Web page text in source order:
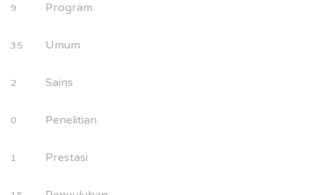
9 Program
35 Umum
2 Sains
0 Penelitian
1 Prestasi